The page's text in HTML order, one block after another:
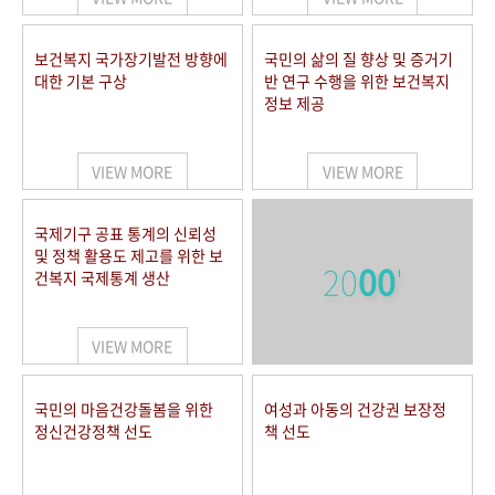
보건복지 국가장기발전 방향에
대한 기본 구상
VIEW MORE
국민의 삶의 질 향상 및 증거기
반 연구 수행을 위한 보건복지
정보 제공
VIEW MORE
국제기구 공표 통계의 신뢰성
및 정책 활용도 제고를 위한 보
건복지 국제통계 생산
VIEW MORE
2000'
국민의 마음건강돌봄을 위한
정신건강정책 선도
여성과 아동의 건강권 보장정
책 선도